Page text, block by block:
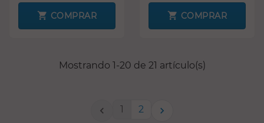
COMPRAR COMPRAR
Mostrando 1-20 de 21 artículo(s)
 1 2 